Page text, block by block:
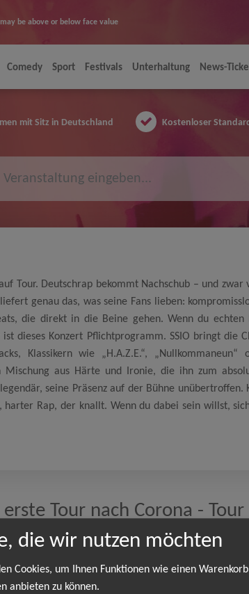
be above or below face value
Comedy Sport Festivals Unterhaltung News-
mit Sitz in Deutschland Kostenloser
Tour. Deutschrap bekommt Nachschub – und zwar
genau das, was seine Fans lieben:
die direkt in die Beine gehen. Wenn du echten
dieses Konzert Pflichtprogramm. SSIO bringt die
Klassikern wie „H.A.Z.E.“, „Nullkommaneun“
Mischung aus Härte und Ironie, die ihn zum
seine Präsenz auf der Bühne unübertroffen.
harter Rap, der knallt. Wenn du dabei sein willst,
erste Tour nach Corona - Tour
SSIO
die wir nutzen möchten
Cookies, um Ihnen Funktionen wie einen
anbieten zu können.